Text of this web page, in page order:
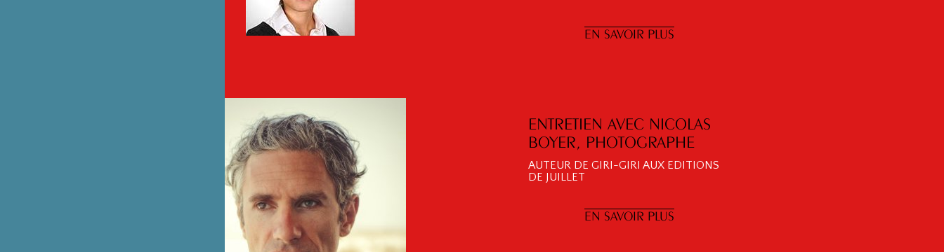
EN SAVOIR PLUS
ENTRETIEN AVEC NICOLAS
BOYER, PHOTOGRAPHE
AUTEUR DE GIRI-GIRI AUX EDITIONS
DE JUILLET
EN SAVOIR PLUS